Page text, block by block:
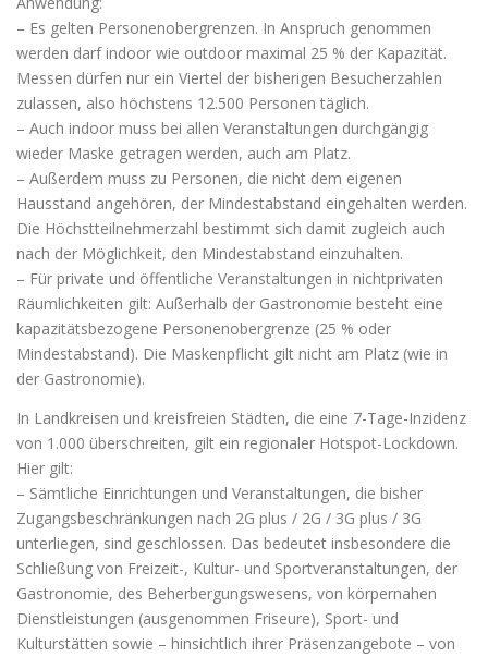
– Es gelten Personenobergrenzen. In Anspruch genommen
werden darf indoor wie outdoor maximal 25 % der Kapazität.
Messen dürfen nur ein Viertel der bisherigen Besucherzahlen
zulassen, also höchstens 12.500 Personen täglich.
– Auch indoor muss bei allen Veranstaltungen durchgängig
wieder Maske getragen werden, auch am Platz.
– Außerdem muss zu Personen, die nicht dem eigenen
Hausstand angehören, der Mindestabstand eingehalten werden.
Die Höchstteilnehmerzahl bestimmt sich damit zugleich auch
nach der Möglichkeit, den Mindestabstand einzuhalten.
– Für private und öffentliche Veranstaltungen in nichtprivaten
Räumlichkeiten gilt: Außerhalb der Gastronomie besteht eine
kapazitätsbezogene Personenobergrenze (25 % oder
Mindestabstand). Die Maskenpflicht gilt nicht am Platz (wie in
der Gastronomie).
In Landkreisen und kreisfreien Städten, die eine 7-Tage-Inzidenz
von 1.000 überschreiten, gilt ein regionaler Hotspot-Lockdown.
Hier gilt:
– Sämtliche Einrichtungen und Veranstaltungen, die bisher
Zugangsbeschränkungen nach 2G plus / 2G / 3G plus / 3G
unterliegen, sind geschlossen. Das bedeutet insbesondere die
Schließung von Freizeit-, Kultur- und Sportveranstaltungen, der
Gastronomie, des Beherbergungswesens, von körpernahen
Dienstleistungen (ausgenommen Friseure), Sport- und
Kulturstätten sowie – hinsichtlich ihrer Präsenzangebote – von